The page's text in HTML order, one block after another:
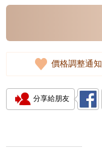
價格調整通知
分享給朋友